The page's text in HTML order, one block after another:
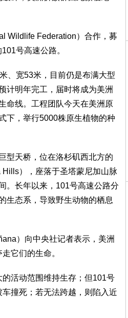
Wildlife Federation）合作，募
号高速公路。
、宽53米，目前仍是布满大型
计明年完工，届时将成为美洲
命线。工程团队今天在美洲原
下，举行5000株原生植物的种
型天桥，位在洛杉矶西北方的
Hills），座落于圣塔蒙尼加山脉
。长年以来，101号高速公路分
生态系，导致野生动物的栖息
）向中央社记者表示，美洲
它们的生命。
活动范围维持生存；但101号
撞死；若无法跨越，则陷入近